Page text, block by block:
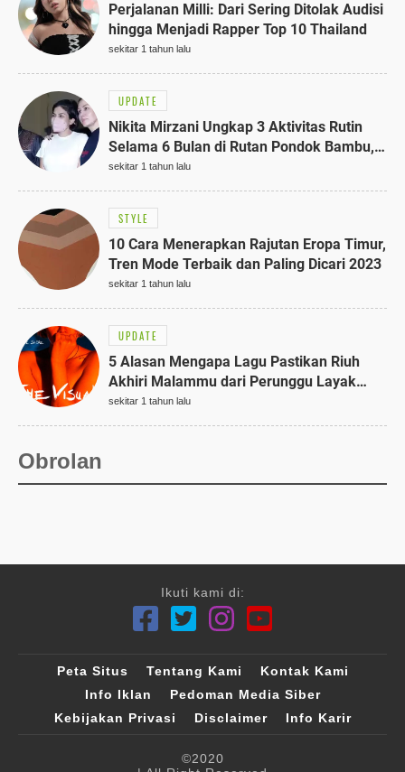
Perjalanan Milli: Dari Sering Ditolak Audisi
hingga Menjadi Rapper Top 10 Thailand
sekitar 1 tahun lalu
UPDATE
Nikita Mirzani Ungkap 3 Aktivitas Rutin
Selama 6 Bulan di Rutan Pondok Bambu,
Terungkap!
sekitar 1 tahun lalu
STYLE
10 Cara Menerapkan Rajutan Eropa Timur,
Tren Mode Terbaik dan Paling Dicari 2023
sekitar 1 tahun lalu
UPDATE
5 Alasan Mengapa Lagu Pastikan Riuh
Akhiri Malammu dari Perunggu Layak
Dikoleksi
sekitar 1 tahun lalu
Obrolan
Ikuti kami di:
Peta Situs Tentang Kami
Kontak Kami
Info Iklan
Pedoman Media Siber
Kebijakan Privasi
Disclaimer Info Karir
©2020